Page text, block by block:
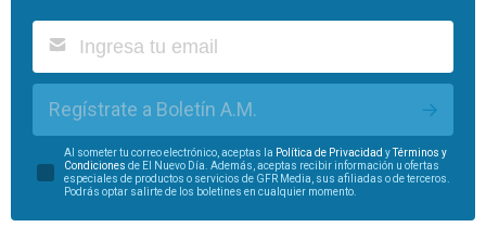
Regístrate a Boletín A.M.
Al someter tu correo electrónico, aceptas la Política de Privacidad yTérminos y
Condiciones de El Nuevo Día. Además, aceptas recibir información u ofertas
especiales de productos o servicios de GFR Media, sus afiliadas o de terceros.
Podrás optar salirte de los boletines en cualquier momento.